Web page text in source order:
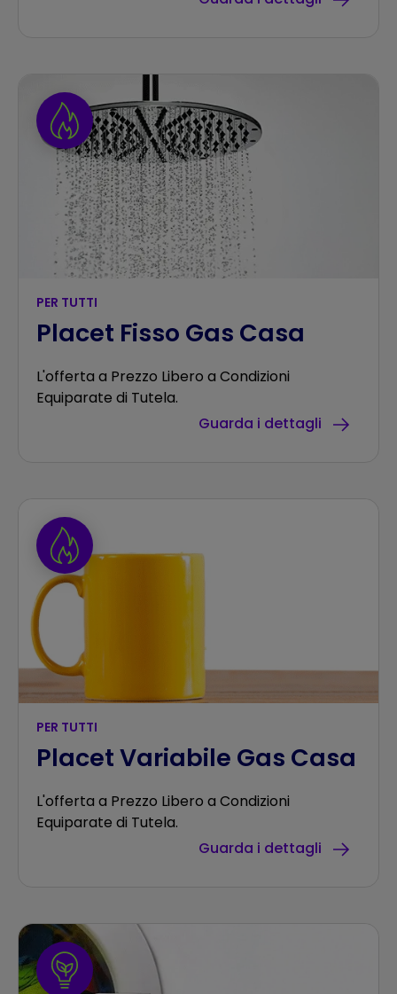
PER TUTTI
Placet Fisso Gas Casa
L'offerta a Prezzo Libero a Condizioni
Equiparate di Tutela.
Guarda i dettagli
PER TUTTI
Placet Variabile Gas Casa
L'offerta a Prezzo Libero a Condizioni
Equiparate di Tutela.
Guarda i dettagli